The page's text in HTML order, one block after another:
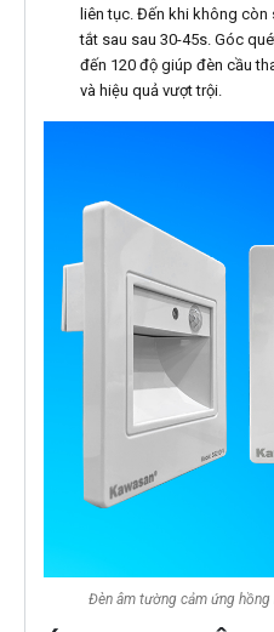
liên tục. Đến khi không
tắt sau sau 30-45s. Góc
đến 120 độ giúp đèn cầu
và hiệu quả vượt trội.
Đèn âm tường cảm ứng